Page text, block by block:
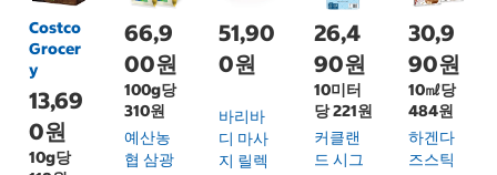
Costco
Grocer
y
13,69
0원
10g당
66,9
00원
100g당
310원
예산농
협 삼광
51,90
0원
바리바
디 마사
지 릴렉
26,4
90원
10미터
당 221원
커클랜
드 시그
30,9
90원
10㎖당
484원
하겐다
즈스틱